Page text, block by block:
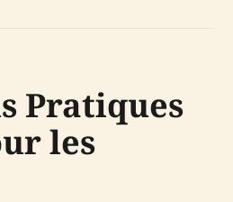
Pratiques
les